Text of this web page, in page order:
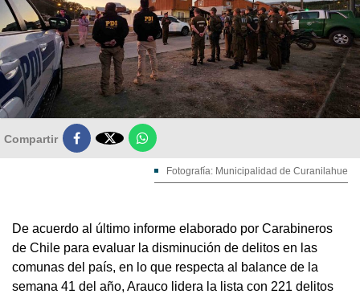
Compartir 
Fotografía: Municipalidad de Curanilahue
De acuerdo al último informe elaborado por Carabineros
de Chile para evaluar la disminución de delitos en las
comunas del país, en lo que respecta al balance de la
semana 41 del año, Arauco lidera la lista con 221 delitos